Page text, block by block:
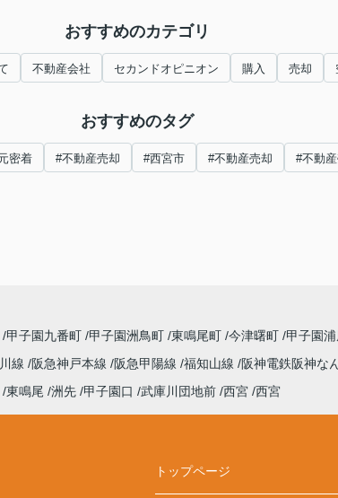
おすすめのカテゴリ
不動産会社 セカンドオピニオン 購入 売却
おすすめのタグ
密着 #不動産売却 #西宮市 #不動産売却 #不動
甲子園九番町 甲子園洲鳥町 東鳴尾町 今津曙町 甲子園
線 阪急神戸本線 阪急甲陽線 福知山線 阪神電鉄阪神な
東鳴尾 洲先 甲子園口 武庫川団地前 西宮 西宮
トップページ